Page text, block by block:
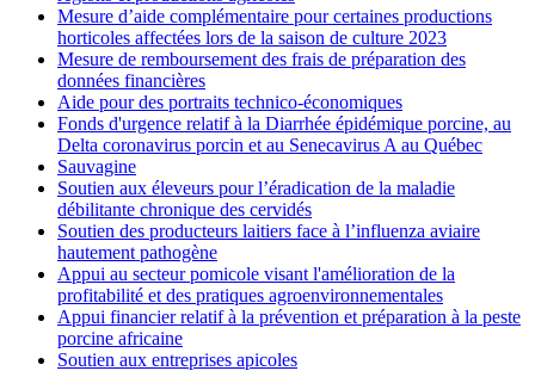
Mesure d’aide complémentaire pour certaines productions
horticoles affectées lors de la saison de culture 2023
Mesure de remboursement des frais de préparation des
données financières
Aide pour des portraits technico-économiques
Fonds d'urgence relatif à la Diarrhée épidémique porcine, au
Delta coronavirus porcin et au Senecavirus A au Québec
Sauvagine
Soutien aux éleveurs pour l’éradication de la maladie
débilitante chronique des cervidés
Soutien des producteurs laitiers face à l’influenza aviaire
hautement pathogène
Appui au secteur pomicole visant l'amélioration de la
profitabilité et des pratiques agroenvironnementales
Appui financier relatif à la prévention et préparation à la peste
porcine africaine
Soutien aux entreprises apicoles